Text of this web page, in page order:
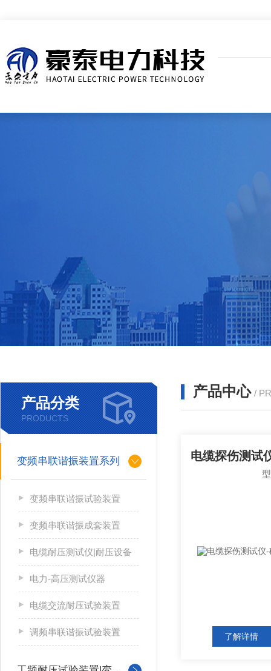
产品分类
PRODUCTS
变频串联谐振装置系列
变频串联谐振试验装置
变频串联谐振成套装置
电缆耐压测试仪|耐压设备
电力-高压测试仪器
电缆交流耐压试验装置
调频串联谐振试验装置
产品中心 /
了解详情